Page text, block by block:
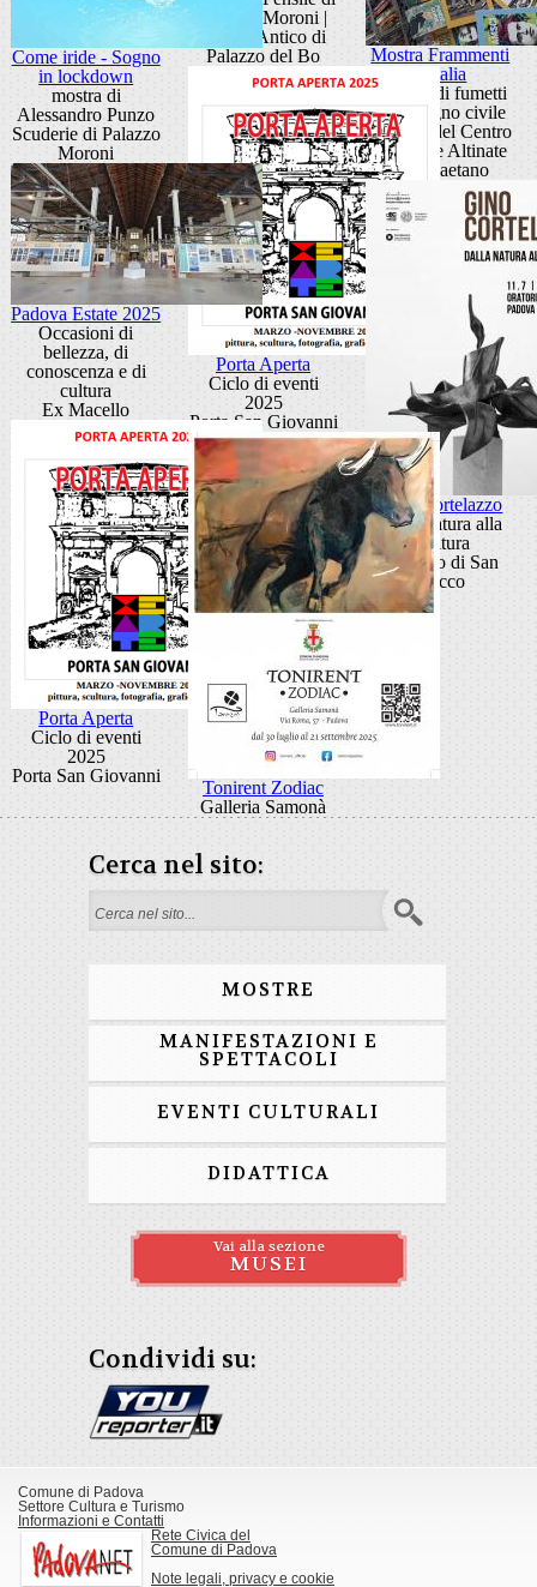
Palazzo Moroni |
Cortile Antico di
Palazzo del Bo
Come iride - Sogno
in lockdown
mostra di
Alessandro Punzo
Scuderie di Palazzo
Moroni
Mostra Frammenti
d’Italia
20 anni di fumetti
di impegno civile
Ballatoi del Centro
Culturale Altinate
San Gaetano
Porta Aperta
Ciclo di eventi
2025
Porta San Giovanni
Padova Estate 2025
Occasioni di
bellezza, di
conoscenza e di
cultura
Ex Macello
Gino Cortelazzo
Dalla natura alla
scultura
Oratorio di San
Rocco
Porta Aperta
Ciclo di eventi
2025
Porta San Giovanni
Tonirent Zodiac
Galleria Samonà
Cerca nel sito:
Form di ricerca
MOSTRE
MANIFESTAZIONI E
SPETTACOLI
EVENTI CULTURALI
DIDATTICA
Vai alla sezione
MUSEI
Condividi su:
Comune di Padova
Settore Cultura e Turismo
Informazioni e Contatti
Rete Civica del
Comune di Padova
Note legali, privacy e cookie